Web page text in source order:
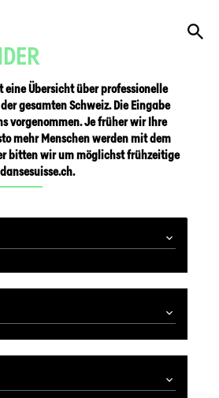
eine Übersicht über professionelle
gesamten Schweiz. Die Eingabe
vorgenommen. Je früher wir Ihre
mehr Menschen werden mit dem
bitten wir um möglichst frühzeitige